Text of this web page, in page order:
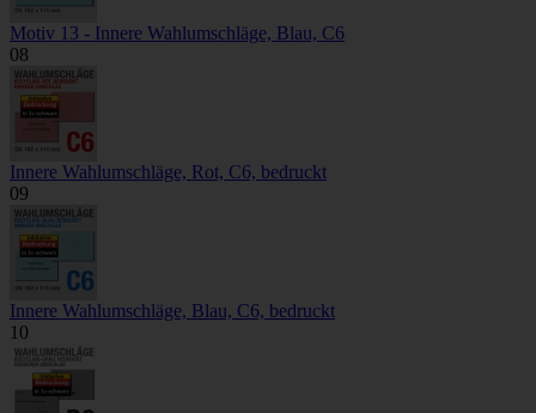
Motiv 13 - Innere Wahlumschläge, Blau, C6
08
Innere Wahlumschläge, Rot, C6, bedruckt
09
Innere Wahlumschläge, Blau, C6, bedruckt
10